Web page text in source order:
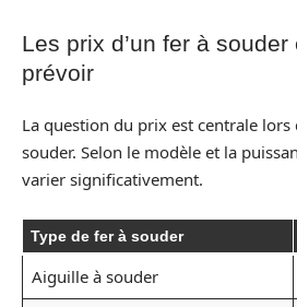
Les prix d’un fer à souder
prévoir
La question du prix est centrale lors
souder. Selon le modèle et la
varier significativement.
Type de fer à souder
Aiguille à souder